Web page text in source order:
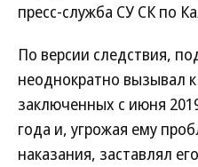
пресс-служба СУ СК по
По версии следствия,
неоднократно вызывал
заключенных с июня
года и, угрожая ему
наказания, заставлял